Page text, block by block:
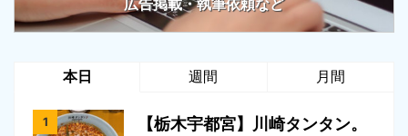
広告掲載・執筆依頼など
本日 週間 月間
【栃木宇都宮】川崎タンタン。